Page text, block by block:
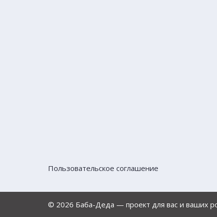
Пользовательское соглашение
© 2026 Баба-Деда — проект для вас и ваших